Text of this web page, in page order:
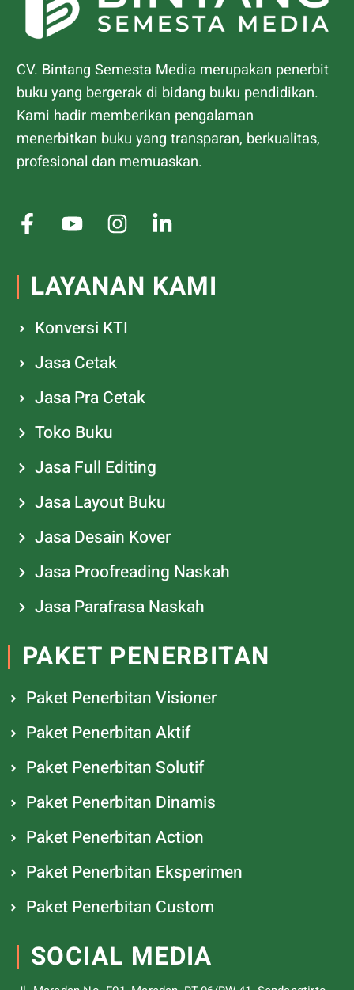
CV. Bintang Semesta Media merupakan penerbit
buku yang bergerak di bidang buku pendidikan.
Kami hadir memberikan pengalaman
menerbitkan buku yang transparan, berkualitas,
profesional dan memuaskan.
LAYANAN KAMI
Konversi KTI
Jasa Cetak
Jasa Pra Cetak
Toko Buku
Jasa Full Editing
Jasa Layout Buku
Jasa Desain Kover
Jasa Proofreading Naskah
Jasa Parafrasa Naskah
PAKET PENERBITAN
Paket Penerbitan Visioner
Paket Penerbitan Aktif
Paket Penerbitan Solutif
Paket Penerbitan Dinamis
Paket Penerbitan Action
Paket Penerbitan Eksperimen
Paket Penerbitan Custom
SOCIAL MEDIA